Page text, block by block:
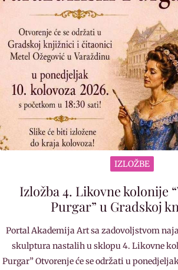
IZLOŽBE
Izložba 4. Likovne kolonije
Purgar” u Gradskoj
Portal Akademija Art sa zadovoljstvom
skulptura nastalih u sklopu 4. Likovne
Purgar” Otvorenje će se održati u